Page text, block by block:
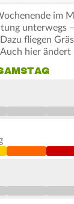
im
unterwegs
fliegen
hier